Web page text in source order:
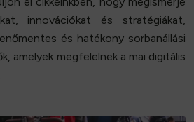
innovációkat és stratégiákat,
és hatékony sorbanállási
amelyek megfelelnek a mai digitális